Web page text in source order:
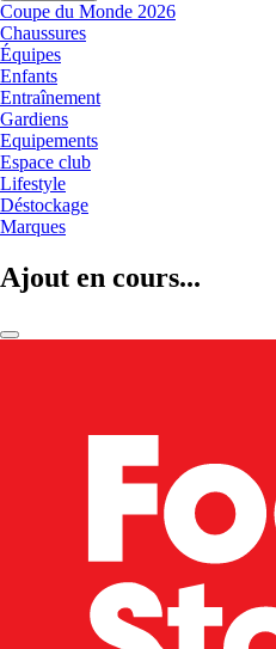
Coupe du Monde 2026
Chaussures
Équipes
Enfants
Entraînement
Gardiens
Equipements
Espace club
Lifestyle
Déstockage
Marques
Ajout en cours...